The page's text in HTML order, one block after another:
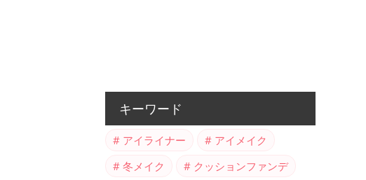
キーワード
アイライナー
アイメイク
冬メイク
クッションファンデ